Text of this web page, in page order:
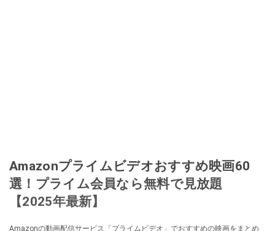
Amazonプライムビデオおすすめ映画60
選！プライム会員なら無料で見放題
【2025年最新】
Amazonの動画配信サービス「プライムビデオ」でおすすめの映画をまとめ